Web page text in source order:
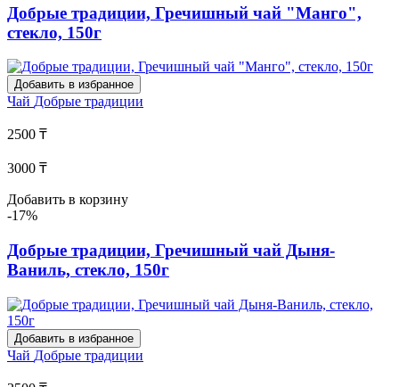
Добрые традиции, Гречишный чай "Манго",
стекло, 150г
Добавить в избранное
Чай Добрые традиции
2500 ₸
3000 ₸
Добавить в корзину
-17%
Добрые традиции, Гречишный чай Дыня-
Ваниль, стекло, 150г
Добавить в избранное
Чай Добрые традиции